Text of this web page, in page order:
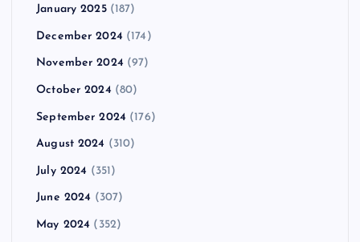
January 2025(187)
December 2024 (174)
November 2024 (97)
October 2024 (80)
September 2024 (176)
August 2024 (310)
July 2024 (351)
June 2024 (307)
May 2024 (352)